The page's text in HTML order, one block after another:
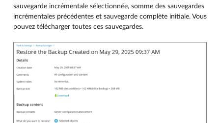
sauvegarde incrémentale sélectionnée, somme des sauvegardes
incrémentales précédentes et sauvegarde complète initiale. Vous
pouvez télécharger toutes ces sauvegardes.